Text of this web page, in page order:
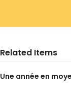
Related Items
Une année en